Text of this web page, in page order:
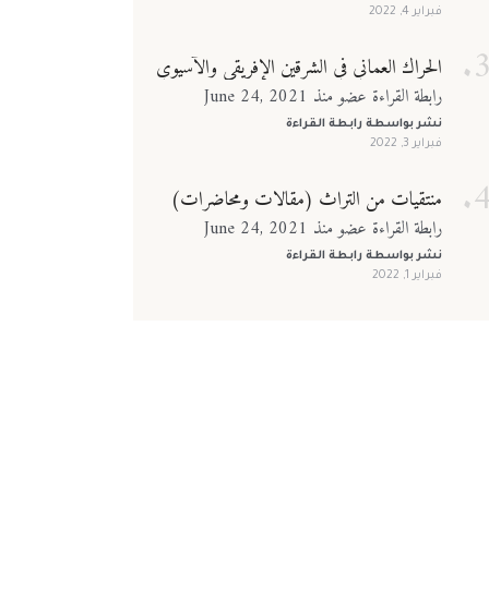
فبراير 4, 2022
الحراك العماني في الشرقين الإفريقي والآسيوي
رابطة القراءة عضو منذ June 24, 2021
نشر بواسطةرابطة القراءة
فبراير 3, 2022
منتقيات من التراث (مقالات ومحاضرات)
رابطة القراءة عضو منذ June 24, 2021
نشر بواسطةرابطة القراءة
فبراير 1, 2022